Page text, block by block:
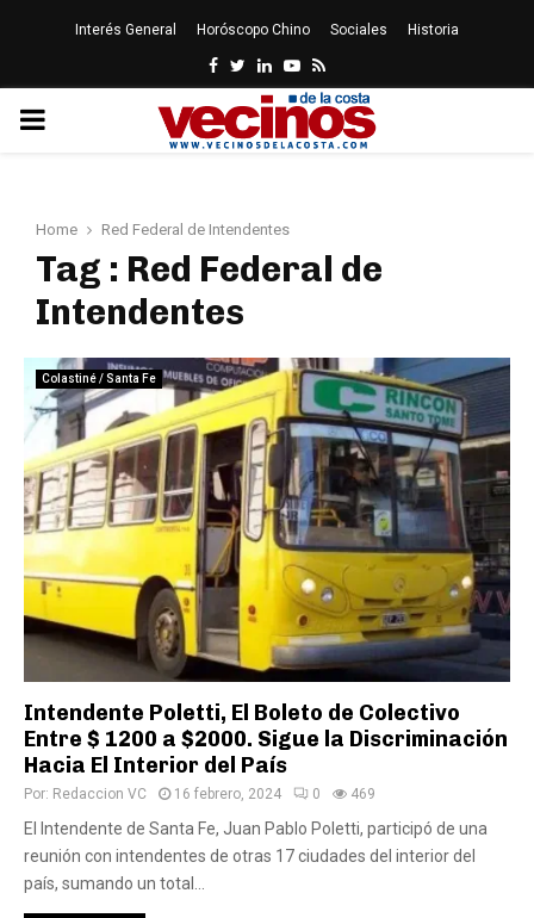
Interés General Horóscopo Chino Sociales Historia
Facebook
Twitter
LinkedinYoutube
Rss
PRIMARY
Home Red Federal de Intendentes
Tag : Red Federal de
Intendentes
Colastiné / Santa Fe
Intendente Poletti, El Boleto de Colectivo
Entre $ 1200 a $2000. Sigue la Discriminación
Hacia El Interior del País
Por: Redaccion VC 16 febrero, 2024 0 469
El Intendente de Santa Fe, Juan Pablo Poletti, participó de una
reunión con intendentes de otras 17 ciudades del interior del
país, sumando un total...